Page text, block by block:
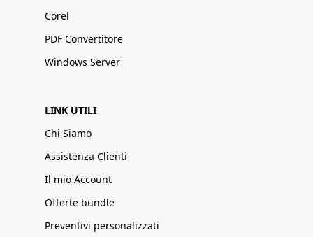
Corel
PDF Convertitore
Windows Server
LINK UTILI
Chi Siamo
Assistenza Clienti
Il mio Account
Offerte bundle
Preventivi personalizzati